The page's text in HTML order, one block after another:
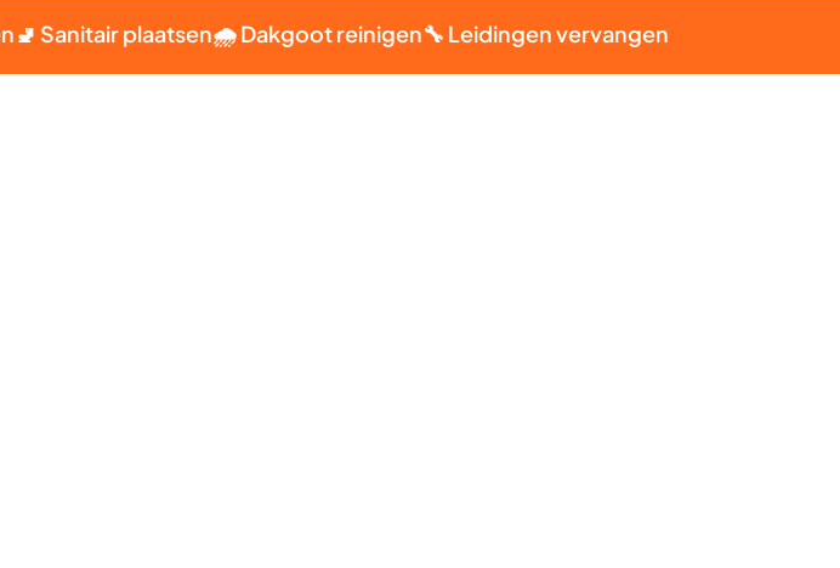
plaatsen🌧️ Dakgoot reinigen🔧 Leidingen vervangen